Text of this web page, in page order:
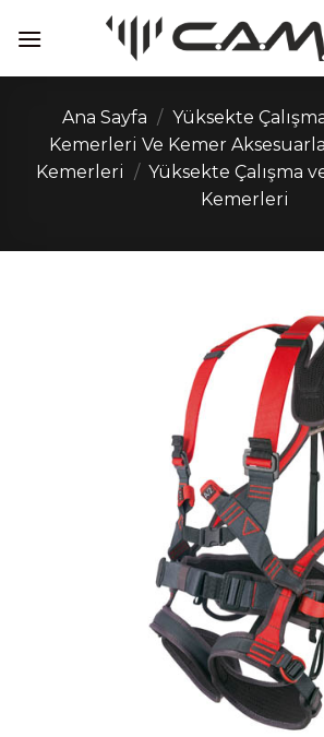
atla
Ana Sayfa / Yüksekte
Kemerleri Ve Kemer
Kemerleri / Yüksekte Çalışma
Kemerleri